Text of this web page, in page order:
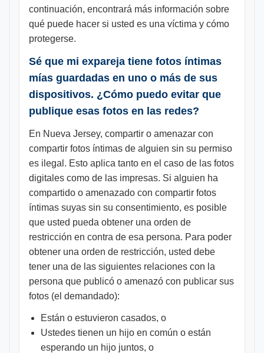
continuación, encontrará más información sobre
qué puede hacer si usted es una víctima y cómo
protegerse.
Sé que mi expareja tiene fotos íntimas
mías guardadas en uno o más de sus
dispositivos. ¿Cómo puedo evitar que
publique esas fotos en las redes?
En Nueva Jersey, compartir o amenazar con
compartir fotos íntimas de alguien sin su permiso
es ilegal. Esto aplica tanto en el caso de las fotos
digitales como de las impresas. Si alguien ha
compartido o amenazado con compartir fotos
íntimas suyas sin su consentimiento, es posible
que usted pueda obtener una orden de
restricción en contra de esa persona. Para poder
obtener una orden de restricción, usted debe
tener una de las siguientes relaciones con la
persona que publicó o amenazó con publicar sus
fotos (el demandado):
Están o estuvieron casados, o
Ustedes tienen un hijo en común o están
esperando un hijo juntos, o